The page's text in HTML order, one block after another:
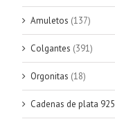
Amuletos (137)
Colgantes (391)
Orgonitas (18)
Cadenas de plata 925